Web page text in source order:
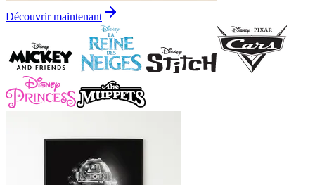
Découvrir maintenant